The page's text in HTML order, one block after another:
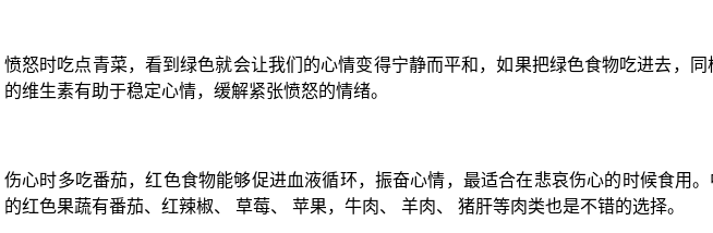
愤怒时吃点青菜，看到绿色就会让我们的心情变得宁静而平和，如果把绿色食物吃进去，
的维生素有助于稳定心情，缓解紧张愤怒的情绪。
伤心时多吃番茄，红色食物能够促进血液循环，振奋心情，最适合在悲哀伤心的时候食用
的红色果蔬有番茄、红辣椒、 草莓、 苹果，牛肉、 羊肉、 猪肝等肉类也是不错的选择。